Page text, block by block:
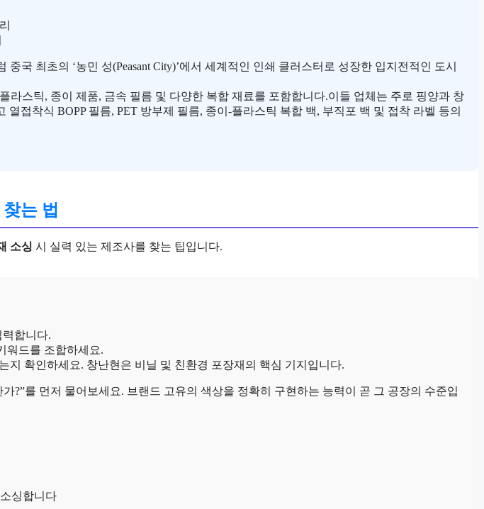
중국 최초의 ‘농민 성(Peasant City)’에서 세계적인 인쇄 클러스터로 성장한 입지전적인 도시
스틱, 종이 제품, 금속 필름 및 다양한 복합 재료를 포함합니다.이들 업체는 주로 핑양과 창
접착식 BOPP 필름, PET 방부제 필름, 종이-플라스틱 복합 백, 부직포 백 및 접착 라벨 등의
는 법
소싱 시 실력 있는 제조사를 찾는 팁입니다.
합니다.
워드를 조합하세요.
지 확인하세요. 창난현은 비닐 및 친환경 포장재의 핵심 기지입니다.
?”를 먼저 물어보세요. 브랜드 고유의 색상을 정확히 구현하는 능력이 곧 그 공장의 수준입
싱합니다